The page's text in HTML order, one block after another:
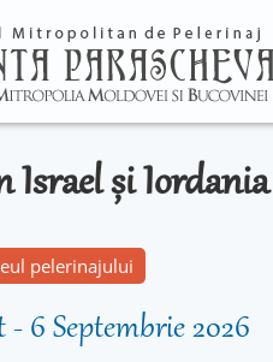
Israel și Iordania
pelerinajului
- 6 Septembrie 2026